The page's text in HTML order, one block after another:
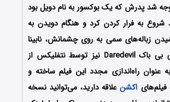
شد پدرش که یک بوکسور به نام دویل بود
شروع به فرار کردن کرد و هنگام دویدن به
زباله‌های سمی به روی چشمانش، نابینا
شد؛ سریال تلویزیونی بی باک Daredevil نیز توسط نتفلیکس از
2015 تا 2018 به عنوان راه‌اندازی مجدد این فیلم ساخته و
اکشنعلاقه دارید، می‌توانید نسخه